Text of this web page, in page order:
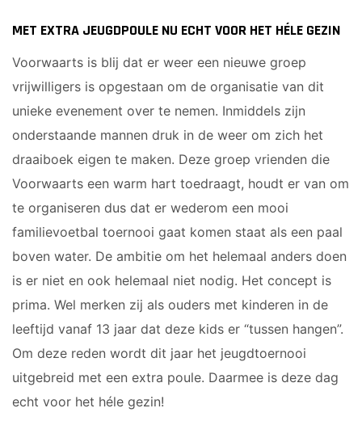
MET EXTRA JEUGDPOULE NU ECHT VOOR HET HÉLE GEZIN
Voorwaarts is blij dat er weer een nieuwe groep
vrijwilligers is opgestaan om de organisatie van dit
unieke evenement over te nemen. Inmiddels zijn
onderstaande mannen druk in de weer om zich het
draaiboek eigen te maken. Deze groep vrienden die
Voorwaarts een warm hart toedraagt, houdt er van om
te organiseren dus dat er wederom een mooi
familievoetbal toernooi gaat komen staat als een paal
boven water. De ambitie om het helemaal anders doen
is er niet en ook helemaal niet nodig. Het concept is
prima. Wel merken zij als ouders met kinderen in de
leeftijd vanaf 13 jaar dat deze kids er “tussen hangen”.
Om deze reden wordt dit jaar het jeugdtoernooi
uitgebreid met een extra poule. Daarmee is deze dag
echt voor het héle gezin!